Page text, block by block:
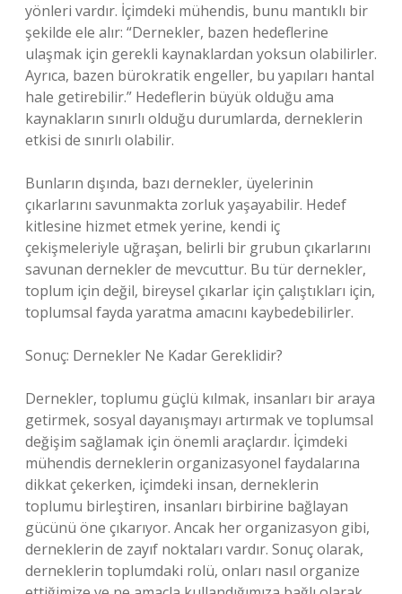
yönleri vardır. İçimdeki mühendis, bunu mantıklı bir
şekilde ele alır: “Dernekler, bazen hedeflerine
ulaşmak için gerekli kaynaklardan yoksun olabilirler.
Ayrıca, bazen bürokratik engeller, bu yapıları hantal
hale getirebilir.” Hedeflerin büyük olduğu ama
kaynakların sınırlı olduğu durumlarda, derneklerin
etkisi de sınırlı olabilir.
Bunların dışında, bazı dernekler, üyelerinin
çıkarlarını savunmakta zorluk yaşayabilir. Hedef
kitlesine hizmet etmek yerine, kendi iç
çekişmeleriyle uğraşan, belirli bir grubun çıkarlarını
savunan dernekler de mevcuttur. Bu tür dernekler,
toplum için değil, bireysel çıkarlar için çalıştıkları için,
toplumsal fayda yaratma amacını kaybedebilirler.
Sonuç: Dernekler Ne Kadar Gereklidir?
Dernekler, toplumu güçlü kılmak, insanları bir araya
getirmek, sosyal dayanışmayı artırmak ve toplumsal
değişim sağlamak için önemli araçlardır. İçimdeki
mühendis derneklerin organizasyonel faydalarına
dikkat çekerken, içimdeki insan, derneklerin
toplumu birleştiren, insanları birbirine bağlayan
gücünü öne çıkarıyor. Ancak her organizasyon gibi,
derneklerin de zayıf noktaları vardır. Sonuç olarak,
derneklerin toplumdaki rolü, onları nasıl organize